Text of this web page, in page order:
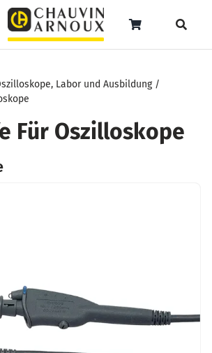
Toggle
Labor und Ausbildung
Für Oszilloskope